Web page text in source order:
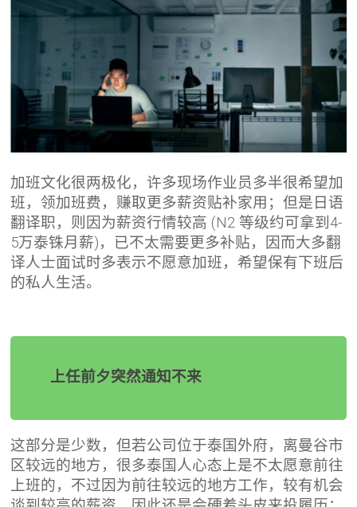
加班文化很两极化，许多现场作业员多半很希望加
班，领加班费，赚取更多薪资贴补家用；但是日语
翻译职，则因为薪资行情较高 (N2 等级约可拿到4-
5万泰铢月薪)，已不太需要更多补贴，因而大多翻
译人士面试时多表示不愿意加班，希望保有下班后
的私人生活。
上任前夕突然通知不来
这部分是少数，但若公司位于泰国外府，离曼谷市
区较远的地方，很多泰国人心态上是不太愿意前往
上班的，不过因为前往较远的地方工作，较有机会